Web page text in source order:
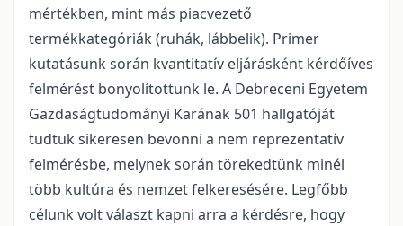
mértékben, mint más piacvezető
termékkategóriák (ruhák, lábbelik). Primer
kutatásunk során kvantitatív eljárásként kérdőíves
felmérést bonyolítottunk le. A Debreceni Egyetem
Gazdaságtudományi Karának 501 hallgatóját
tudtuk sikeresen bevonni a nem reprezentatív
felmérésbe, melynek során törekedtünk minél
több kultúra és nemzet felkeresésére. Legfőbb
célunk volt választ kapni arra a kérdésre, hogy